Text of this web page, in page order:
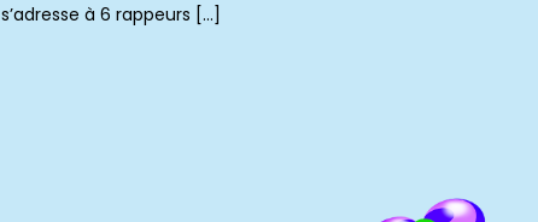
s’adresse à 6 rappeurs […]